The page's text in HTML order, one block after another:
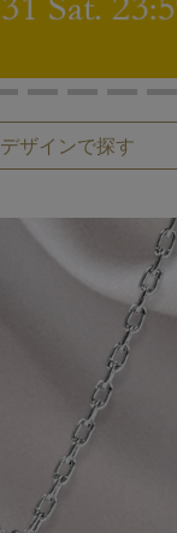
デザインで探す